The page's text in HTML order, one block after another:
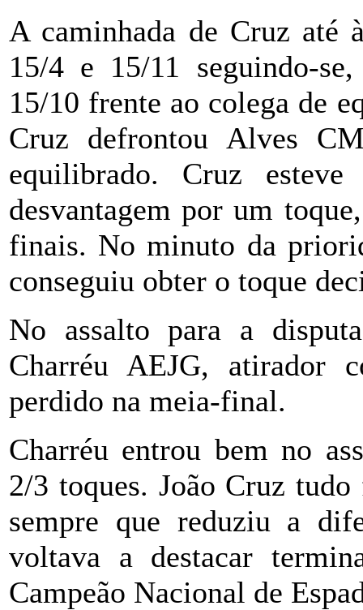
A caminhada de Cruz até
15/4 e 15/11 seguindo-
15/10 frente ao colega de
Cruz defrontou Alves
equilibrado. Cruz
desvantagem por um
finais. No minuto da
conseguiu obter o toque
No assalto para a
Charréu AEJG, atirador
perdido na meia-final.
Charréu entrou bem no
2/3 toques. João Cruz
sempre que reduziu a
voltava a destacar
Campeão Nacional de